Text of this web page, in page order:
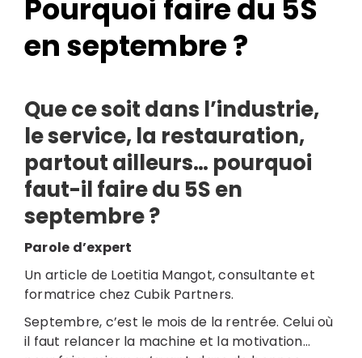
Pourquoi faire du 5S
en septembre ?
Que ce soit dans l’industrie,
le service, la restauration,
partout ailleurs… pourquoi
faut-il faire du 5S en
septembre ?
Parole d’expert
Un article de Loetitia Mangot, consultante et
formatrice chez Cubik Partners.
Septembre, c’est le mois de la rentrée. Celui où
il faut relancer la machine et la motivation…
Search